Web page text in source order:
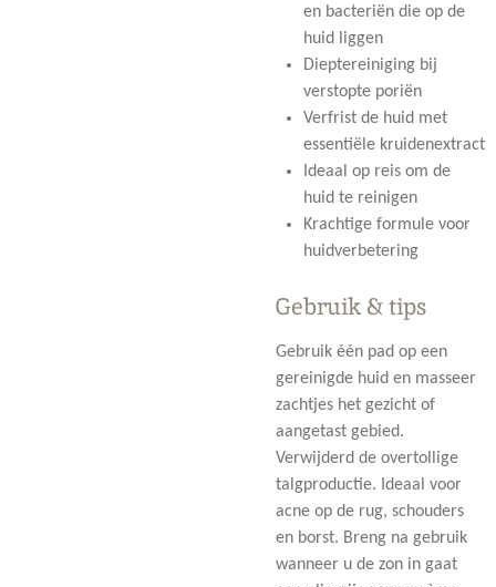
en bacteriën die op de
huid liggen
Dieptereiniging bij
verstopte poriën
Verfrist de huid met
essentiële kruidenextract
Ideaal op reis om de
huid te reinigen
Krachtige formule voor
huidverbetering
Gebruik & tips
Gebruik één pad op een
gereinigde huid en masseer
zachtjes het gezicht of
aangetast gebied.
Verwijderd de overtollige
talgproductie. Ideaal voor
acne op de rug, schouders
en borst. Breng na gebruik
wanneer u de zon in gaat